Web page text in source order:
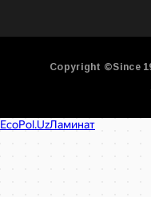
Copyright ©Since